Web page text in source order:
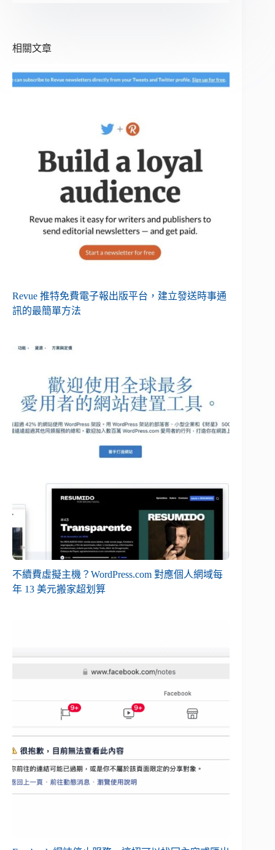
相關文章
Revue 推特免費電子報出版平台，建立發送時事通
訊的最簡單方法
不續費虛擬主機？WordPress.com 對應個人網域每
年 13 美元搬家超划算